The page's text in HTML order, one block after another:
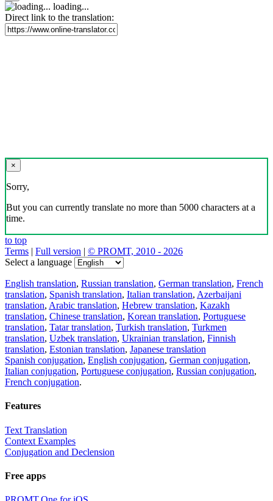
loading...
Direct link to the translation:
×
Sorry,
But you can currently translate no more than 5000 characters at a
time.
to top
Terms | Full version | © PROMT, 2010 - 2026
Select a language
English translation, Russian translation, German translation, French
translation, Spanish translation, Italian translation, Azerbaijani
translation, Arabic translation, Hebrew translation, Kazakh
translation, Chinese translation, Korean translation, Portuguese
translation, Tatar translation, Turkish translation, Turkmen
translation, Uzbek translation, Ukrainian translation, Finnish
translation, Estonian translation, Japanese translation
Spanish conjugation, English conjugation, German conjugation,
Italian conjugation, Portuguese conjugation, Russian conjugation,
French conjugation.
Features
Text Translation
Context Examples
Conjugation and Declension
Free apps